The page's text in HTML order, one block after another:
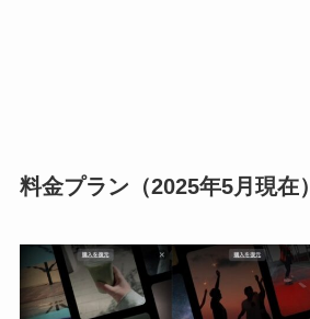
料金プラン（2025年5月現在）